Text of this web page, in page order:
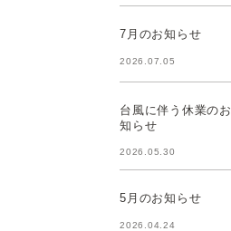
7月のお知らせ
2026.07.05
台風に伴う休業のお
知らせ
2026.05.30
5月のお知らせ
2026.04.24